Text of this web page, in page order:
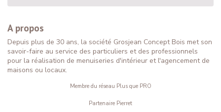
A propos
Depuis plus de 30 ans, la société Grosjean Concept Bois met son
savoir-faire au service des particuliers et des professionnels
pour la réalisation de menuiseries d'intérieur et l'agencement de
maisons ou locaux.
Membre du réseau Plus que PRO
Partenaire Pierret